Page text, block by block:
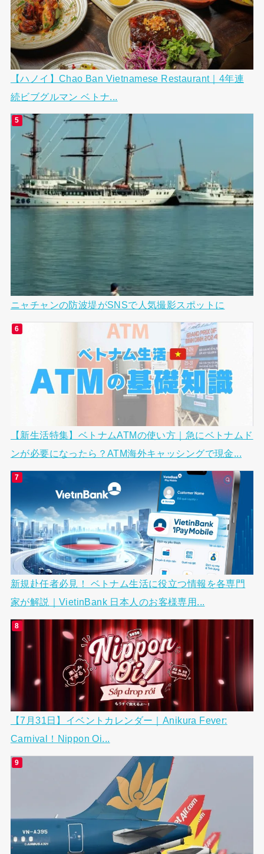
【ハノイ】Chao Ban Vietnamese Restaurant｜4年連
続ビブグルマン ベトナ...
ニャチャンの防波堤がSNSで人気撮影スポットに
【新生活特集】ベトナムATMの使い方｜急にベトナムド
ンが必要になったら？ATM海外キャッシングで現金...
新規赴任者必見！ ベトナム生活に役立つ情報を各専門
家が解説｜VietinBank 日本人のお客様専用...
【7月31日】イベントカレンダー｜Anikura Fever:
Carnival！Nippon Oi...